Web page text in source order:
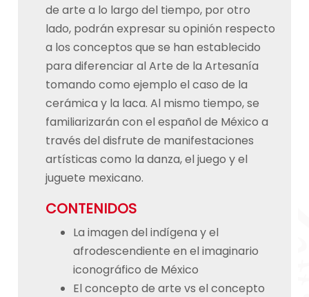
de arte a lo largo del tiempo, por otro
lado, podrán expresar su opinión respecto
a los conceptos que se han establecido
para diferenciar al Arte de la Artesanía
tomando como ejemplo el caso de la
cerámica y la laca. Al mismo tiempo, se
familiarizarán con el español de México a
través del disfrute de manifestaciones
artísticas como la danza, el juego y el
juguete mexicano.
CONTENIDOS
La imagen del indígena y el
afrodescendiente en el imaginario
iconográfico de México
El concepto de arte vs el concepto